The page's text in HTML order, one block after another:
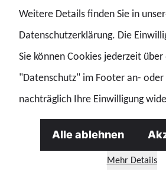
René Gebbert | Vorsitzender
Weitere Details finden Sie in
Datenschutzerklärung. Die
Sie können Cookies jederzeit über
"Datenschutz" im Footer an-
nachträglich Ihre Einwilligung
Mehr Details
Alle ablehnen